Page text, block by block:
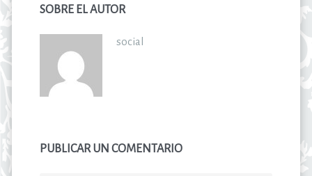
SOBRE EL AUTOR
social
PUBLICAR UN COMENTARIO